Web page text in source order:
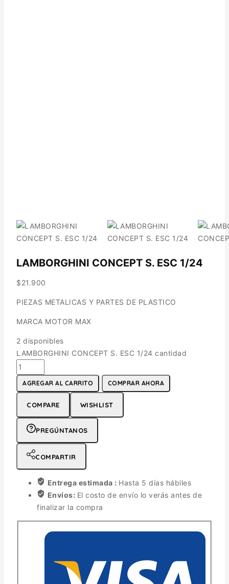
LAMBORGHINI CONCEPT S. ESC 1/24
$21.900
PIEZAS METALICAS Y PARTES DE PLASTICO
MARCA MOTOR MAX
2 disponibles
LAMBORGHINI CONCEPT S. ESC 1/24 cantidad
AGREGAR AL CARRITO COMPRAR AHORA
COMPARE WISHLIST
PREGÚNTANOS
COMPARTIR
Entrega estimada : Hasta 5 días hábiles
Envíos: El costo de envío lo verás antes de
finalizar la compra